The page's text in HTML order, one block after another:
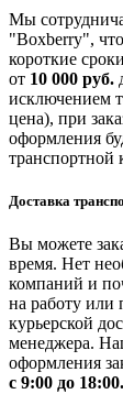
Мы
"Boxberry",
короткие
от 10 000 руб.
исключением
цена), при
оформления
транспортной
Доставка
Вы можете
время. Нет
компаний и
на работу или
курьерской
менеджера.
оформления
с 9:00 до 18:00.